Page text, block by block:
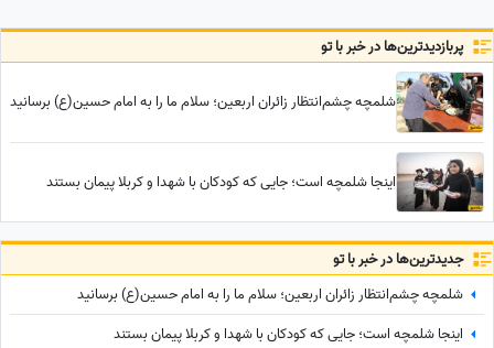
پربازدید‌ترین‌ها در خبر با تو
شلمچه چشم‌انتظار زائران اربعین؛ سلام ما را به امام حسین(ع) برسانید
اینجا شلمچه است؛ جایی که کودکان با شهدا و کربلا پیمان بستند
جدید‌ترین‌ها در خبر با تو
شلمچه چشم‌انتظار زائران اربعین؛ سلام ما را به امام حسین(ع) برسانید
اینجا شلمچه است؛ جایی که کودکان با شهدا و کربلا پیمان بستند